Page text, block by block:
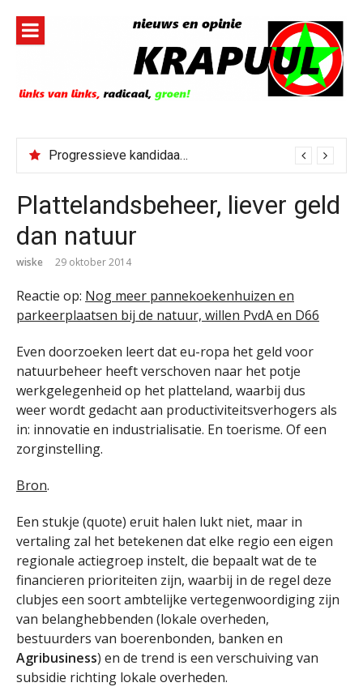
inhoud
Progressieve kandidaat El-Sayed senaatskandidaat Michigan
Plattelandsbeheer, liever geld
dan natuur
wiske 29 oktober 2014
Reactie op: Nog meer pannekoekenhuizen en
parkeerplaatsen bij de natuur, willen PvdA en D66
Even doorzoeken leert dat eu-ropa het geld voor
natuurbeheer heeft verschoven naar het potje
werkgelegenheid op het platteland, waarbij dus
weer wordt gedacht aan productiviteitsverhogers als
in: innovatie en industrialisatie. En toerisme. Of een
zorginstelling.
Bron.
Een stukje (quote) eruit halen lukt niet, maar in
vertaling zal het betekenen dat elke regio een eigen
regionale actiegroep instelt, die bepaalt wat de te
financieren prioriteiten zijn, waarbij in de regel deze
clubjes een soort ambtelijke vertegenwoordiging zijn
van belanghebbenden (lokale overheden,
bestuurders van boerenbonden, banken en
Agribusiness) en de trend is een verschuiving van
subsidie richting lokale overheden.